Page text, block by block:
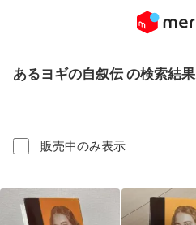
あるヨギの自叙伝 の検索結果
販売中のみ表示